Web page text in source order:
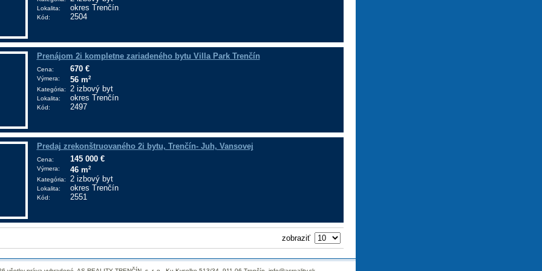
Lokalita: okres Trenčín
Kód: 2504
Prenájom 2i kompletne zariadeného bytu Villa Park Trenčín
Cena: 670 €
Výmera: 56 m2
Kategória: 2 izbový byt
Lokalita: okres Trenčín
Kód: 2497
Predaj zrekonštruovaného 2i bytu, Trenčín- Juh, Vansovej
Cena: 145 000 €
Výmera: 46 m2
Kategória: 2 izbový byt
Lokalita: okres Trenčín
Kód: 2551
zobraziť